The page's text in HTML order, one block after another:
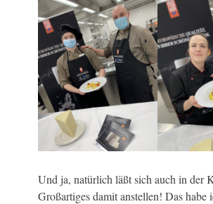
Und ja, natürlich läßt sich auch in der
Großartiges damit anstellen! Das habe